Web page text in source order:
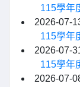
115學年
2026-07-
115學年
2026-07-
115學年
2026-07-